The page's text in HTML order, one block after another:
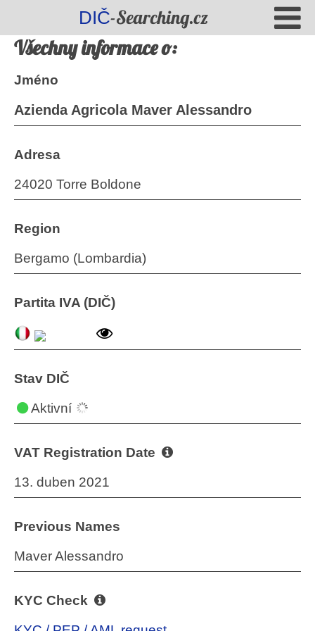
DIČ-Searching.cz
Všechny informace o:
Jméno
Azienda Agricola Maver Alessandro
Adresa
24020 Torre Boldone
Region
Bergamo (Lombardia)
Partita IVA (DIČ)
Stav DIČ
Aktivní
VAT Registration Date
13. duben 2021
Previous Names
Maver Alessandro
KYC Check